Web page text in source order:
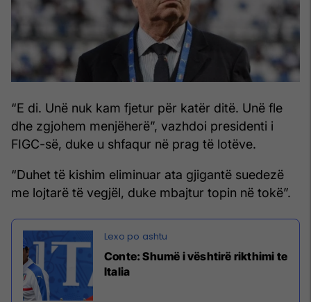
“E di. Unë nuk kam fjetur për katër ditë. Unë fle
dhe zgjohem menjëherë”, vazhdoi presidenti i
FIGC-së, duke u shfaqur në prag të lotëve.
“Duhet të kishim eliminuar ata gjigantë suedezë
me lojtarë të vegjël, duke mbajtur topin në tokë”.
Conte: Shumë i vështirë rikthimi te
Italia